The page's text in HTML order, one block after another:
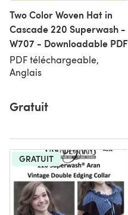
Two Color Woven Hat in
Cascade 220 Superwash -
W707 - Downloadable PDF
PDF téléchargeable,
Anglais
Gratuit
GRATUIT